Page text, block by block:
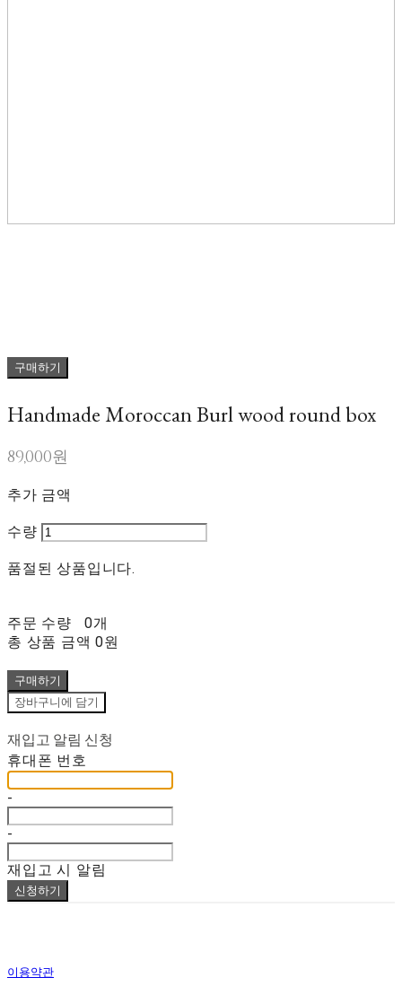
구매하기
Handmade Moroccan Burl wood round box
89,000원
추가 금액
수량
품절된 상품입니다.
주문 수량
0개
총 상품 금액 0원
구매하기
장바구니에 담기
재입고 알림 신청
휴대폰 번호
-
-
재입고 시 알림
신청하기
이용약관